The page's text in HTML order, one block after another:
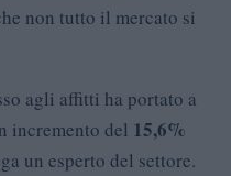
non tutto il mercato si
agli affitti ha portato a
incremento del 15,6%
un esperto del settore.